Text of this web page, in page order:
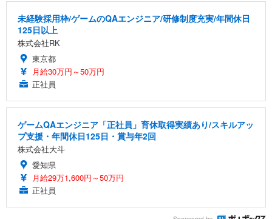
未経験採用枠/ゲームのQAエンジニア/研修制度充実/年間休日
125日以上
株式会社RK
東京都
月給30万円～50万円
正社員
ゲームQAエンジニア「正社員」育休取得実績あり/スキルアッ
プ支援・年間休日125日・賞与年2回
株式会社大斗
愛知県
月給29万1,600円～50万円
正社員